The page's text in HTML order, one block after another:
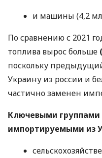
и машины (4,2
По сравнению с 2021
топлива вырос больше
поскольку
Украину из россии и
частично заменен
Ключевыми группами
импортируемыми из